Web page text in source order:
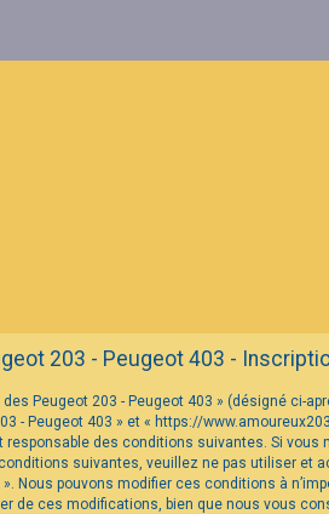
203 - Peugeot 403 -
Peugeot 203 - Peugeot 403 » (désigné ci-
- Peugeot 403 » et « https://
responsable des conditions suivantes. Si vous
suivantes, veuillez ne pas utiliser et
Nous pouvons modifier ces conditions à
de ces modifications, bien que nous vous